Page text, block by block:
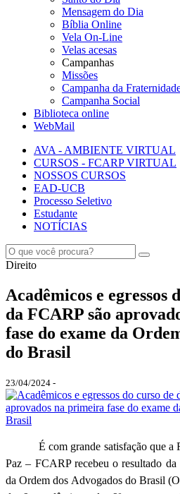
Mensagem do Dia
Bíblia Online
Vela On-Line
Velas acesas
Campanhas
Missões
Campanha da
Campanha Social
Biblioteca online
WebMail
AVA - AMBIENTE VIRTUAL
CURSOS - FCARP VIRTUAL
NOSSOS CURSOS
EAD-UCB
Processo Seletivo
Estudante
NOTÍCIAS
Direito
Acadêmicos e egressos
da FCARP são
fase do exame da
do Brasil
23/04/2024 -
É com grande satisfação que a
Paz – FCARP recebeu o resultado
da Ordem dos Advogados do Brasil